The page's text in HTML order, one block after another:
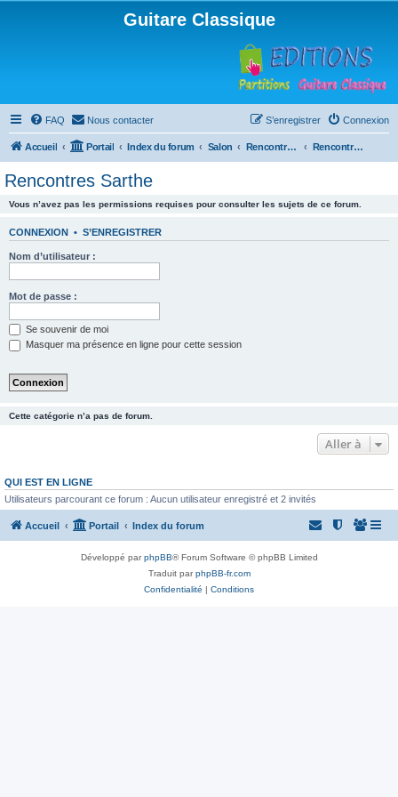
Guitare Classique
FAQ Nous contacter Connexion
S’enregistrer
Accueil Portail Index du forum Salon Rencontres musicales Rencontres Sarthe
Rencontres Sarthe
Vous n’avez pas les permissions requises pour consulter les sujets de ce forum.
CONNEXION • S’ENREGISTRER
Nom d’utilisateur :
Mot de passe :
Se souvenir de moi
Masquer ma présence en ligne pour cette session
Cette catégorie n’a pas de forum.
Aller à
QUI EST EN LIGNE
Utilisateurs parcourant ce forum : Aucun utilisateur enregistré et 2 invités
Accueil Portail Index du forum
Développé parphpBB® Forum Software © phpBB Limited
Traduit parphpBB-fr.com
Confidentialité | Conditions